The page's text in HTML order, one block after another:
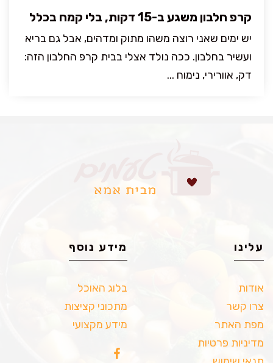
קרפ חלבון משגע ב-15 דקות, בלי קמח בכלל
יש ימים שאני רוצה משהו מתוק ומדהים, אבל גם בריא
ועשיר בחלבון. ככה נולד אצלי בבית קרפ החלבון הזה:
דק, אוורירי, נימוח ...
עלינו
אודות
צרו קשר
מפת האתר
מדיניות פרטיות
מידע נוסף
בלוג האוכל
מתכוני קציצות
מידע מקצועי